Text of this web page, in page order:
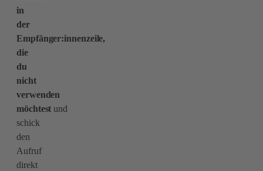
in
der
Empfänger:innenzeile,
die
du
nicht
verwenden
möchtest und
schick
den
Aufruf
direkt